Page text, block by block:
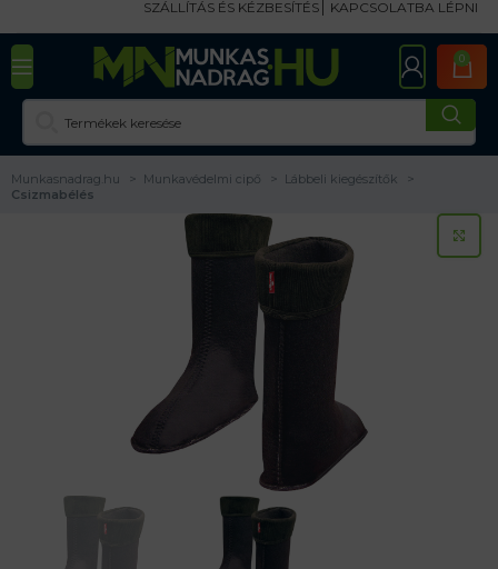
SZÁLLÍTÁS ÉS KÉZBESÍTÉS KAPCSOLATBA LÉPNI
0
Munkasnadrag.hu Munkavédelmi cipő
Lábbeli kiegészítők
Csizmabélés